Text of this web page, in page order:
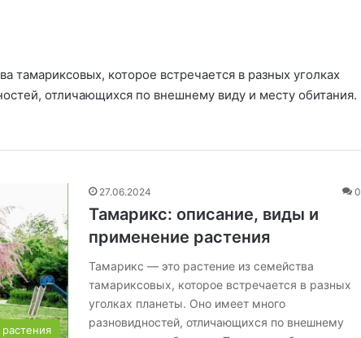
тамариксовых, которое встречается в разных уголках
отличающихся по внешнему виду и месту обитания.
27.06.2024 0
Тамарикс: описание, виды и
применение растения
Тамарикс — это растение из семейства
тамариксовых, которое встречается в разных
уголках планеты. Оно имеет много
разновидностей, отличающихся по внешнему